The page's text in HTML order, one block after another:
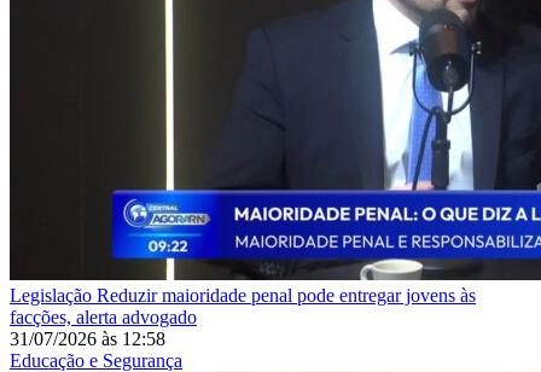
Legislação Reduzir maioridade penal pode entregar jovens às
facções, alerta advogado
31/07/2026 às 12:58
Educação e Segurança